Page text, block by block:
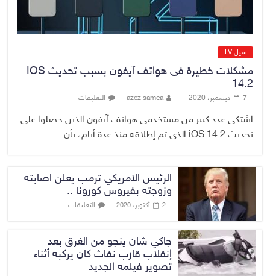
سيل TV
مشكلات خطيرة فى هواتف آيفون بسبب تحديث IOS
14.2
7 ديسمبر، 2020 azez samea التعليقات
اشتكى عدد كبير من مستخدمى هواتف آيفون الذين حصلوا على
تحديث iOS 14.2 الذى تم إطلاقه منذ عدة أيام، بأن
الرئيس الامريكي ترمب يعلن اصابته
وزوجته بفيروس كورونا ..
2 أكتوبر، 2020 التعليقات
جاكي شان ينجو من الغرق بعد
إنقلاب قارب نفاث كان يركبه أثناء
تصوير فيلمه الجديد